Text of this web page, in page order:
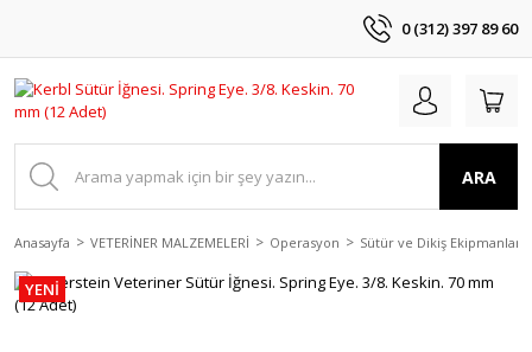
0 (312) 397 89 60
ARA
Anasayfa VETERİNER MALZEMELERİ Operasyon Sütür ve Dikiş Ekipmanları
YENİ